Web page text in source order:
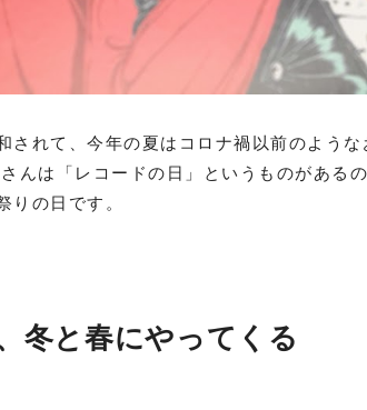
されて、今年の夏はコロナ禍以前のよう
んは「レコードの日」というものがある
りの日です。
冬と春にやってくる